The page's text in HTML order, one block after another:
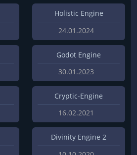
Holistic Engine
24.01.2024
Godot Engine
30.01.2023
Cryptic-Engine
16.02.2021
Divinity Engine 2